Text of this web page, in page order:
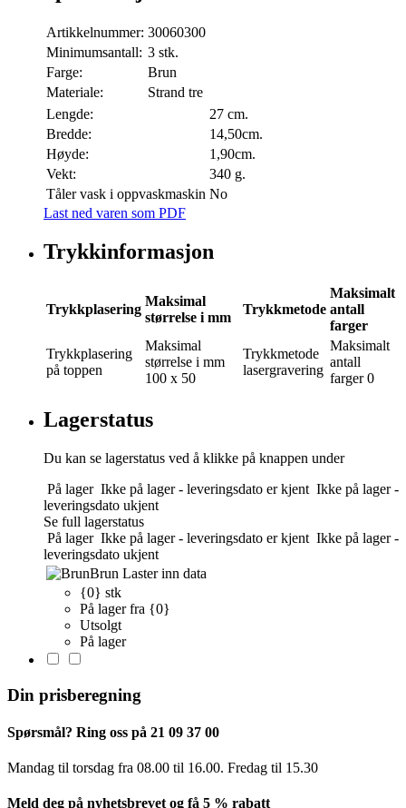
Artikkelnummer: 30060300
Minimumsantall: 3 stk.
Farge:
Brun
Materiale:
Strand tre
Lengde:
27 cm.
Bredde:
14,50cm.
Høyde:
1,90cm.
Vekt:
340 g.
Tåler vask i oppvaskmaskin No
Last ned varen som PDF
Trykkinformasjon
Trykkplasering
Maksimal
størrelse i mm
Trykkmetode
Maksimalt
antall
farger
Trykkplasering
på toppen
Maksimal
størrelse i mm
100 x 50
Trykkmetode
lasergravering
Maksimalt
antall
farger 0
Lagerstatus
Du kan se lagerstatus ved å klikke på knappen under
På lager Ikke på lager - leveringsdato er kjent Ikke på lager -
leveringsdato ukjent
Se full lagerstatus
På lager Ikke på lager - leveringsdato er kjent Ikke på lager -
leveringsdato ukjent
Brun Laster inn data
{0} stk
På lager fra {0}
Utsolgt
På lager
Din prisberegning
Spørsmål? Ring oss på 21 09 37 00
Mandag til torsdag ​​fra 08.00 til 16.00. Fredag til 15.30
Meld deg på nyhetsbrevet og få 5 % rabatt